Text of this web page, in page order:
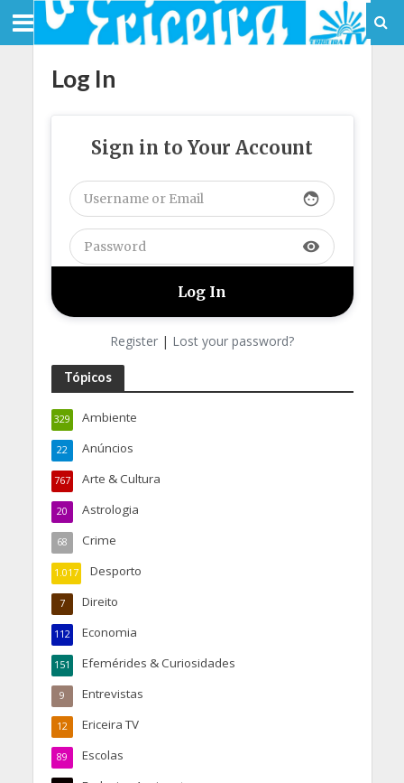
Log In
Sign in to Your Account
face
visibility
Register | Lost your password?
Tópicos
Ambiente
329
Anúncios
22
Arte & Cultura
767
Astrologia
20
Crime
68
Desporto
1.017
Direito
7
Economia
112
Efemérides & Curiosidades
151
Entrevistas
9
Ericeira TV
12
Escolas
89